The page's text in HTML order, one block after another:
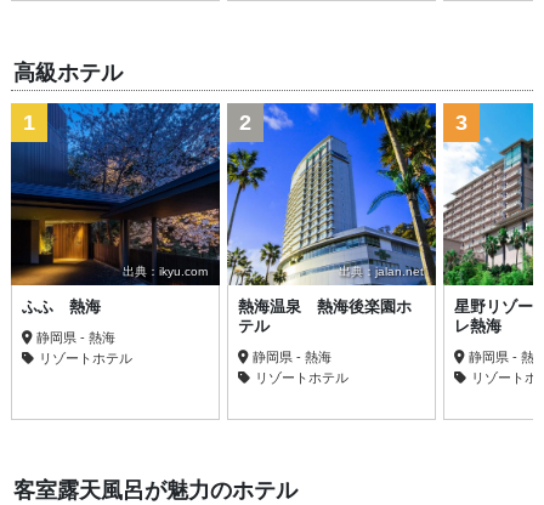
高級ホテル
出典：ikyu.com
1
ふふ 熱海
静岡県 - 熱海
リゾートホテル
出典：jalan.net
2
熱海温泉 熱海後楽園ホ
テル
静岡県 - 熱海
リゾートホテル
3
星野リゾー
レ熱海
静岡県 - 熱
リゾートホ
客室露天風呂が魅力のホテル